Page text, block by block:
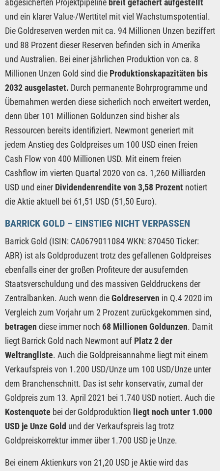
abgesicherten Projektpipeline breit gefächert aufgestellt
und ein klarer Value-/Werttitel mit viel Wachstumspotential.
Die Goldreserven werden mit ca. 94 Millionen Unzen beziffert
und 88 Prozent dieser Reserven befinden sich in Amerika
und Australien. Bei einer jährlichen Produktion von ca. 8
Millionen Unzen Gold sind die Produktionskapazitäten bis
2032 ausgelastet. Durch permanente Bohrprogramme und
Übernahmen werden diese sicherlich noch erweitert werden,
denn über 101 Millionen Goldunzen sind bisher als
Ressourcen bereits identifiziert. Newmont generiert mit
jedem Anstieg des Goldpreises um 100 USD einen freien
Cash Flow von 400 Millionen USD. Mit einem freien
Cashflow im vierten Quartal 2020 von ca. 1,260 Milliarden
USD und einer Dividendenrendite von 3,58 Prozent notiert
die Aktie aktuell bei 61,51 USD (51,50 Euro).
BARRICK GOLD – EINSTIEG NICHT VERPASSEN
Barrick Gold (ISIN: CA0679011084 WKN: 870450 Ticker:
ABR) ist als Goldproduzent trotz des gefallenen Goldpreises
ebenfalls einer der großen Profiteure der ausufernden
Staatsverschuldung und des massiven Gelddruckens der
Zentralbanken. Auch wenn dieGoldreserven in Q.4 2020 im
Vergleich zum Vorjahr um 2 Prozent zurückgekommen sind,
betragen diese immer noch 68 Millionen Goldunzen. Damit
liegt Barrick Gold nach Newmont auf Platz 2 der
Weltrangliste. Auch die Goldpreisannahme liegt mit einem
Verkaufspreis von 1.200 USD/Unze um 100 USD/Unze unter
dem Branchenschnitt. Das ist sehr konservativ, zumal der
Goldpreis zum 13. April 2021 bei 1.740 USD notiert. Auch die
Kostenquote bei der Goldproduktion liegt noch unter 1.000
USD je Unze Gold und der Verkaufspreis lag trotz
Goldpreiskorrektur immer über 1.700 USD je Unze.
Bei einem Aktienkurs von 21,20 USD je Aktie wird das